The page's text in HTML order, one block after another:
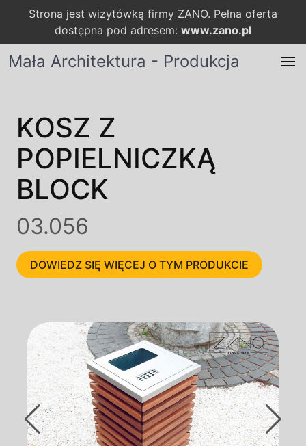
Strona jest wizytówką firmy ZANO. Pełna oferta
dostępna pod adresem: www.zano.pl
Mała Architektura - Produkcja
KOSZ Z
POPIELNICZKĄ
BLOCK
03.056
DOWIEDZ SIĘ WIĘCEJ O TYM PRODUKCIE